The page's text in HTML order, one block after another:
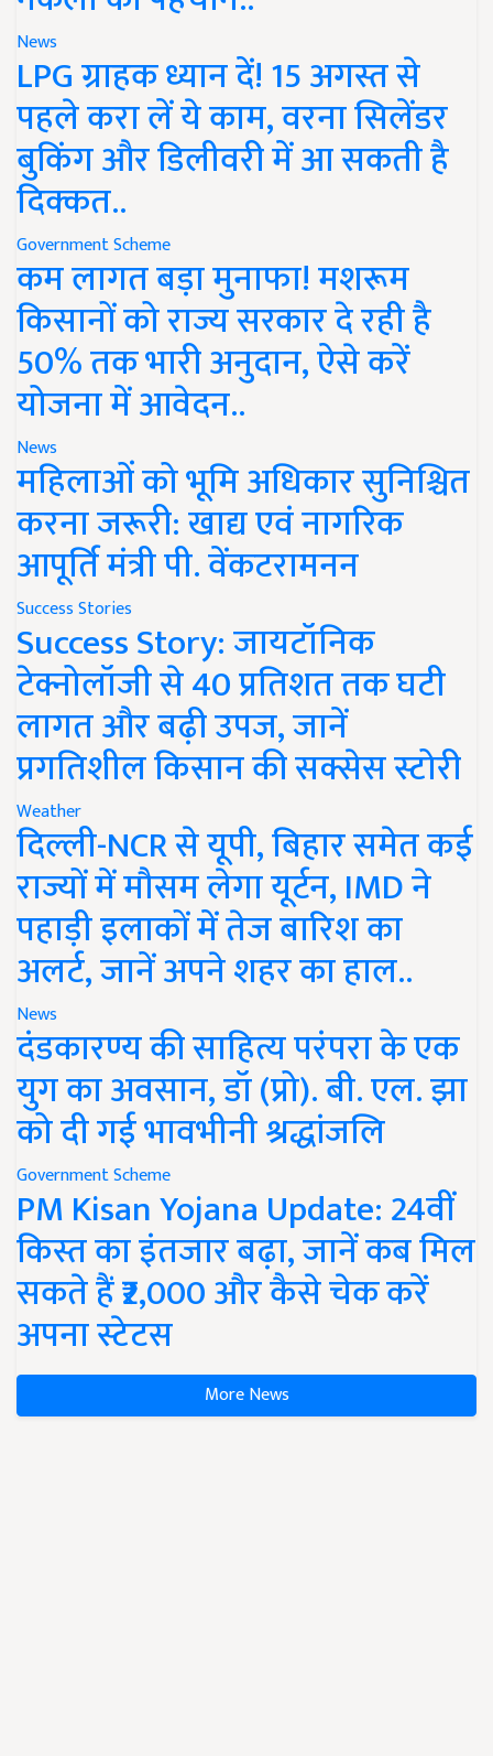
News
LPG ग्राहक ध्यान दें! 15 अगस्त से
पहले करा लें ये काम, वरना सिलेंडर
बुकिंग और डिलीवरी में आ सकती है
दिक्कत..
Government Scheme
कम लागत बड़ा मुनाफा! मशरूम
किसानों को राज्य सरकार दे रही है
50% तक भारी अनुदान, ऐसे करें
योजना में आवेदन..
News
महिलाओं को भूमि अधिकार सुनिश्चित
करना जरूरी: खाद्य एवं नागरिक
आपूर्ति मंत्री पी. वेंकटरामनन
Success Stories
Success Story: जायटॉनिक
टेक्नोलॉजी से 40 प्रतिशत तक घटी
लागत और बढ़ी उपज, जानें
प्रगतिशील किसान की सक्सेस स्टोरी
Weather
दिल्ली-NCR से यूपी, बिहार समेत कई
राज्यों में मौसम लेगा यूर्टन, IMD ने
पहाड़ी इलाकों में तेज बारिश का
अलर्ट, जानें अपने शहर का हाल..
News
दंडकारण्य की साहित्य परंपरा के एक
युग का अवसान, डॉ (प्रो). बी. एल. झा
को दी गई भावभीनी श्रद्धांजलि
Government Scheme
PM Kisan Yojana Update: 24वीं
किस्त का इंतजार बढ़ा, जानें कब मिल
सकते हैं ₹2,000 और कैसे चेक करें
अपना स्टेटस
More News